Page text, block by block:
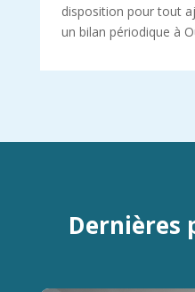
disposition pour tout
un bilan périodique à
Dernières